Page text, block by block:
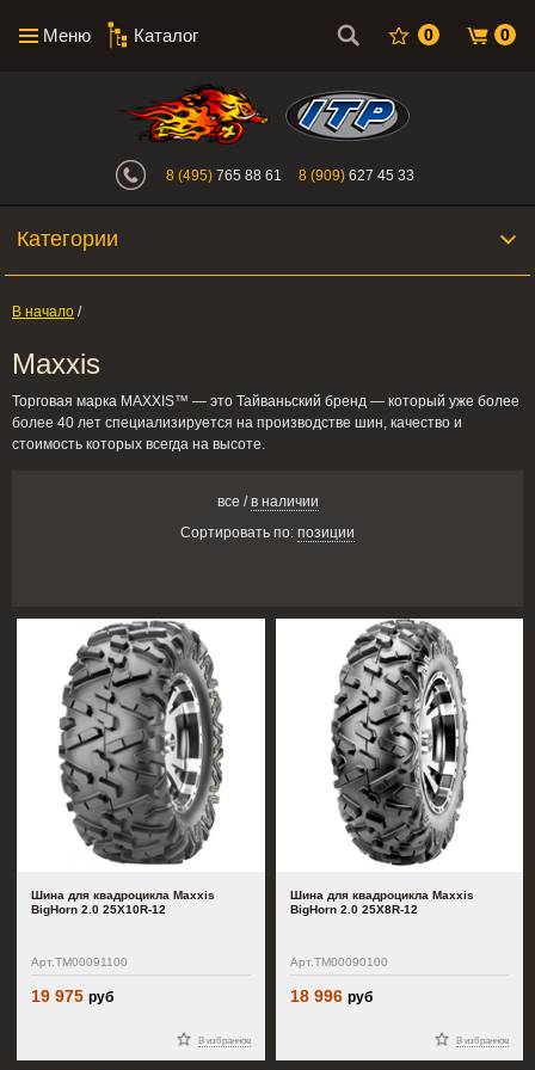
Меню Каталог 0 0
Интернет-магазин "Поросенок".
8 (495) 765 88 61 8 (909) 627 45 33
Категории
В начало /
Maxxis
Торговая марка MAXXIS™ — это Тайваньский бренд — который уже более
более 40 лет специализируется на производстве шин, качество и
стоимость которых всегда на высоте.
все /в наличии
Сортировать по: позиции
Шина для квадроцикла Maxxis
BigHorn 2.0 25X10R-12
Арт.TM00091100
19 975руб
В избранное
Шина для квадроцикла Maxxis
BigHorn 2.0 25X8R-12
Арт.TM00090100
18 996 руб
В избранное